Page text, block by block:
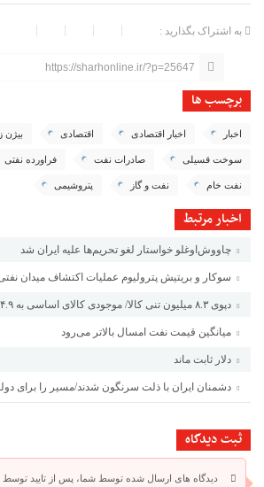
به اشتراک بگذارید :
https://sharhonline.ir/?p=25647
برچسب ها
اخبار اخبار اقتصادی اقتصادی بیژن
سوخت قسیلی صادرات نفت فراورده نفتی
نفت خام نفت و گاز پتروشیمی
اخبار مرتبط
چاووش‌اوغلو خواستار لغو تحریم‌ها علیه ایران شد
سوکار و بریتیش پترولیوم عملیات اکتشاف میدان نفتی
دپوی ۸.۳ میلیون تنی کالا/ موجودی کالای اساسی به ۴.۹ میلیون تن رسید
میانگین قیمت نفت امسال بالاتر می‌رود
دلار ثابت ماند
دشمنان ایران با ذلت سرنگون شدند/مسیر را برای دولت ۱۳ هموار
ثبت دیدگاه
دیدگاه های ارسال شده توسط شما، پس از تایید توسط